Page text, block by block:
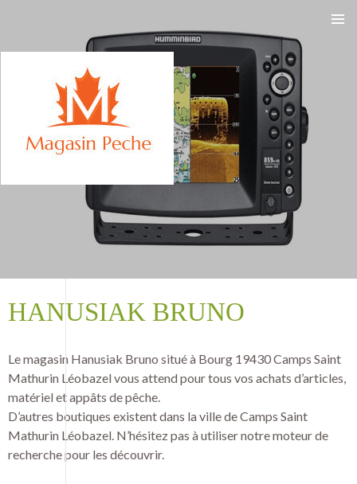
AU
HANUSIAK BRUNO
Le magasin Hanusiak Bruno situé à Bourg 19430 Camps Saint
Mathurin Léobazel vous attend pour tous vos achats d’articles,
matériel et appâts de pêche.
D’autres boutiques existent dans la ville de Camps Saint
Mathurin Léobazel. N’hésitez pas à utiliser notre moteur de
recherche pour les découvrir.